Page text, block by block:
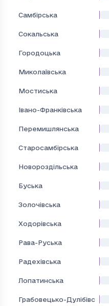
Самбірська
Сокальська
Городоцька
Миколаївська
Мостиська
Івано-Франківська
Перемишлянська
Старосамбірська
Новороздільська
Буська
Золочівська
Ходорівська
Рава-Руська
Радехівська
Лопатинська
Грабовецько-Дулібівська